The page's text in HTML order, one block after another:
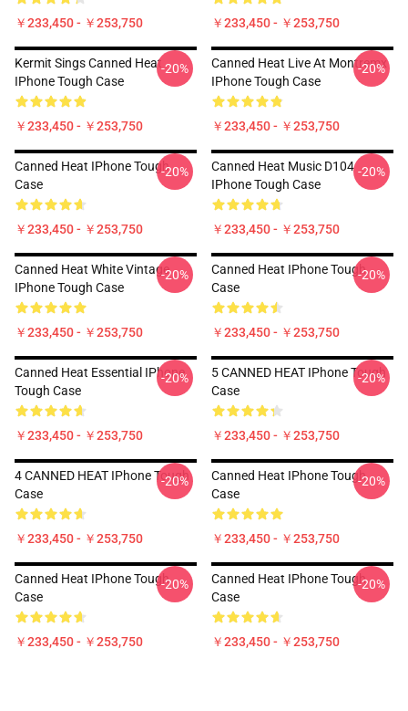
￥233,450 - ￥253,750 ￥233,450 - ￥253,750
Kermit Sings Canned Heat
IPhone Tough Case
￥233,450 - ￥253,750
-20%
Canned Heat Live At Montremx
IPhone Tough Case
￥233,450 - ￥253,750
-20%
Canned Heat IPhone Tough
Case
￥233,450 - ￥253,750
-20%
Canned Heat Music D104
IPhone Tough Case
￥233,450 - ￥253,750
-20%
Canned Heat White Vintage
IPhone Tough Case
￥233,450 - ￥253,750
-20%
Canned Heat IPhone Tough
Case
￥233,450 - ￥253,750
-20%
Canned Heat Essential IPhone
Tough Case
￥233,450 - ￥253,750
-20%
5 CANNED HEAT IPhone Tough
Case
￥233,450 - ￥253,750
-20%
4 CANNED HEAT IPhone Tough
Case
￥233,450 - ￥253,750
-20%
Canned Heat IPhone Tough
Case
￥233,450 - ￥253,750
-20%
Canned Heat IPhone Tough
Case
￥233,450 - ￥253,750
-20%
Canned Heat IPhone Tough
Case
￥233,450 - ￥253,750
-20%